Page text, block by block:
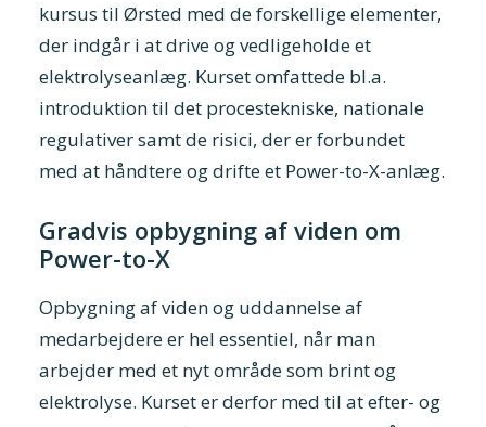
kursus til Ørsted med de forskellige elementer,
der indgår i at drive og vedligeholde et
elektrolyseanlæg. Kurset omfattede bl.a.
introduktion til det procestekniske, nationale
regulativer samt de risici, der er forbundet
med at håndtere og drifte et Power-to-X-anlæg.
Gradvis opbygning af viden om
Power-to-X
Opbygning af viden og uddannelse af
medarbejdere er hel essentiel, når man
arbejder med et nyt område som brint og
elektrolyse. Kurset er derfor med til at efter- og